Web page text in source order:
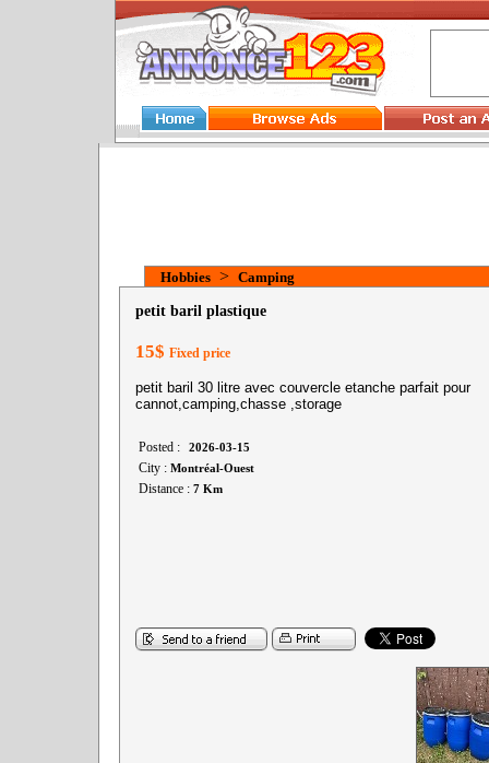
Hobbies> Camping
petit baril plastique
15$ Fixed price
petit baril 30 litre avec couvercle etanche parfait pour
cannot,camping,chasse ,storage
Posted : 2026-03-15
City : Montréal-Ouest
Distance : 7 Km